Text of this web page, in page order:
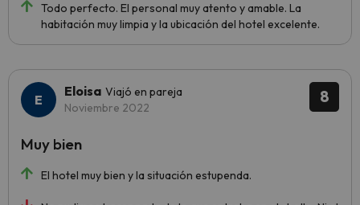
Todo perfecto. El personal muy atento y amable. La
habitación muy limpia y la ubicación del hotel excelente.
8
Eloisa Viajó en pareja
Noviembre 2022
El hotel muy bien y la situación estupenda.
Muy bien